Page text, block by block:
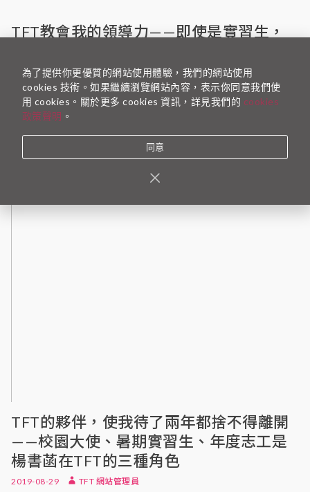
TFT教會我的領導力——即使是實習生，
2020-09-15 TFT 行銷企劃組
被退件七次的企劃，每一次都覺得自己離組織又更進了一
些。就像TFT特展「有問題的請舉手」想傳達的，即使是
不平等的問題的舉手行動。…
TFT的夥伴，使我待了兩年都捨不得離開
——校園大使、暑期實習生、年度志工是
楊書菡在TFT的三種角色
2019-08-29 TFT 網站管理員
為了提供你更優質的網站使用體驗，我們的網站使用
cookies 技術。如果繼續瀏覽網站內容，表示你同意我們使
用 cookies。關於更多 cookies 資訊，詳見我們的 cookies
政策聲明 。
同意